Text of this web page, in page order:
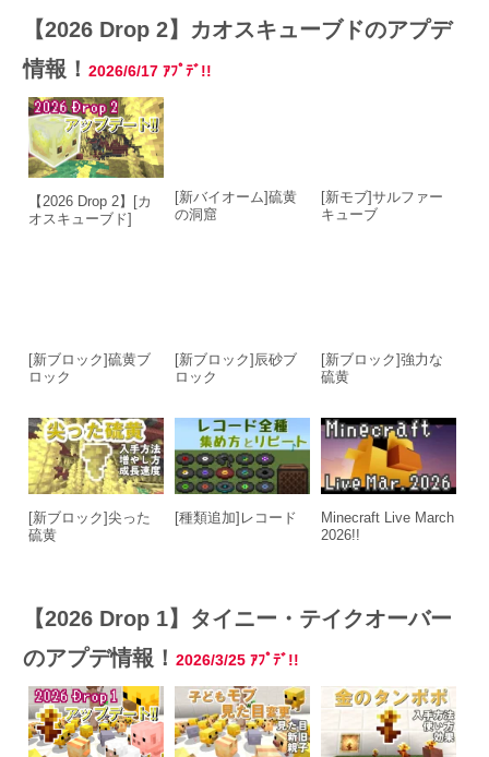
【2026 Drop 2】カオスキューブドのアプデ
情報！ 2026/6/17 ｱﾌﾟﾃﾞ!!
【2026 Drop 2】[カ
オスキューブド]
[新バイオーム]硫黄
の洞窟
[新モブ]サルファー
キューブ
[新ブロック]硫黄ブ
ロック
[新ブロック]辰砂ブ
ロック
[新ブロック]強力な
硫黄
[新ブロック]尖った
硫黄
[種類追加]レコード
Minecraft Live March
2026!!
【2026 Drop 1】タイニー・テイクオーバー
のアプデ情報！ 2026/3/25 ｱﾌﾟﾃﾞ!!